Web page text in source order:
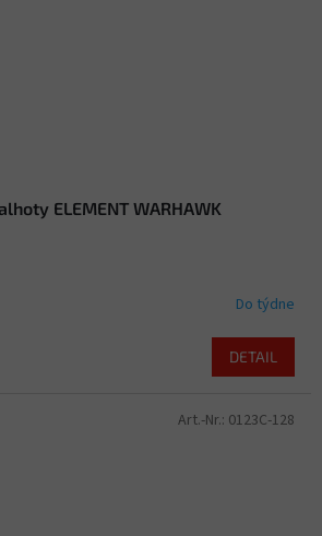
ELEMENT WARHAWK
Do týdne
DETAIL
Art.-Nr.: 0123C-128